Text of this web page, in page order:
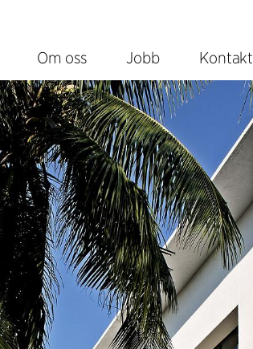
Om oss Jobb Kontakt